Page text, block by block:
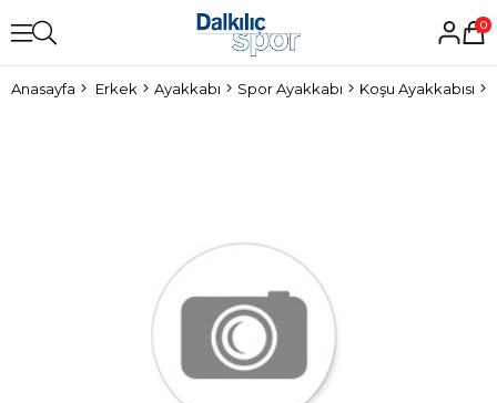
0
Anasayfa Erkek Ayakkabı Spor Ayakkabı Koşu Ayakkabısı